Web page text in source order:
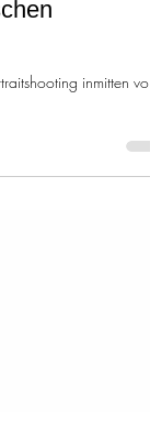
Shooting
inmitten von